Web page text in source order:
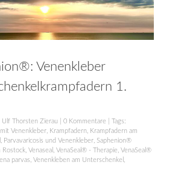
Venenkleber
1.
Ulf Thorsten Zierau 0 Kommentare | Tags:
Venenkleber, Krampfadern, Krampfadern am
, Parvavaricosis und Venenkleber, Saphenion®
Rostock, Venaseal , VenaSeal® - Therapie, VenaSeal®
parvas, Venenkleben am Unterschenkel ,